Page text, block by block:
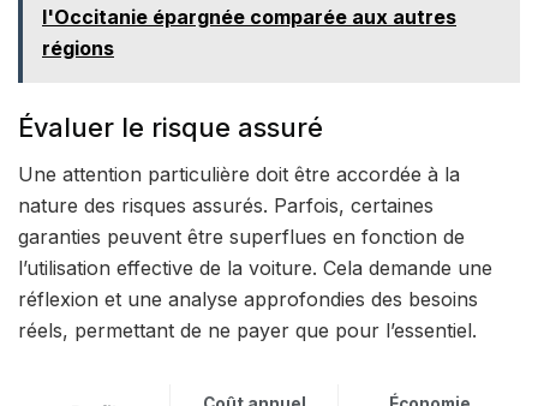
l'Occitanie épargnée comparée aux autres
régions
Évaluer le risque assuré
Une attention particulière doit être accordée à la
nature des risques assurés. Parfois, certaines
garanties peuvent être superflues en fonction de
l’utilisation effective de la voiture. Cela demande une
réflexion et une analyse approfondies des besoins
réels, permettant de ne payer que pour l’essentiel.